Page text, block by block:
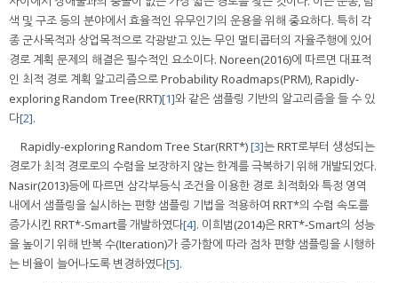
색 및 구조 등의 분야에서 효율적인 유무인기의 운용을 위해 중요하다. 특히 각
종 군사목적과 상업목적으로 각광받고 있는 무인 멀티콥터의 자율주행에 있어
경로 계획 문제의 해결은 필수적인 요소이다. Noreen(2016)에 따르면 대표적
인 최적 경로 계획 알고리즘으로 Probability Roadmaps(PRM), Rapidly-
exploring Random Tree(RRT)[1]와 같은 샘플링 기반의 알고리즘을 들 수 있
다[2].
Rapidly-exploring Random Tree Star(RRT*)[3]는 RRT로부터 생성되는
경로가 최적 경로로의 수렴을 보장하지 않는 한계를 극복하기 위해 개발되었다.
Nasir(2013)등에 따르면 삼각부등식 조건을 이용한 경로 최적화와 특정 영역
내에서 샘플링을 실시하는 편향 샘플링 기법을 적용하여 RRT*의 수렴 속도를
증가시킨 RRT*-Smart를 개발하였다[4]. 이희범(2014)은 RRT*-Smart의 성능
을 높이기 위해 반복 수(Iteration)가 증가함에 따라 점차 편향 샘플링을 시행하
는 비율이 늘어나도록 변경하였다[5].